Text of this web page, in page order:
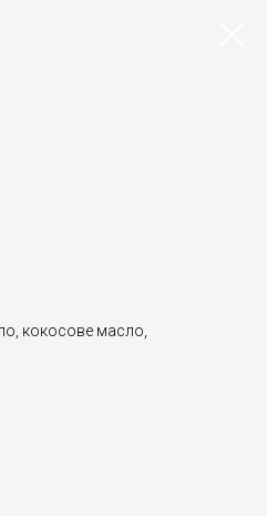
кокосове масло,